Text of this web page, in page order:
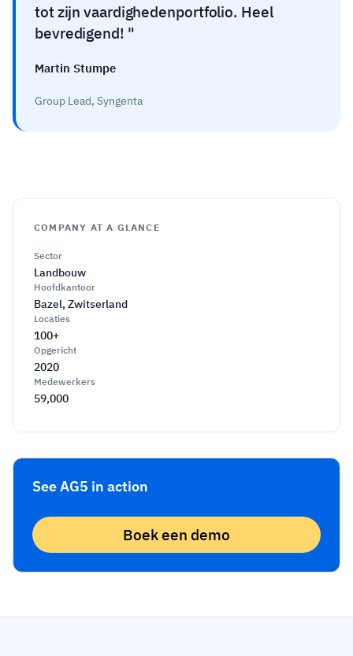
COMPANY AT A GLANCE
Sector
Landbouw
Hoofdkantoor
Bazel, Zwitserland
Locaties
100+
Opgericht
2020
Medewerkers
59,000
See AG5 in action
Boek een demo
tot zijn vaardighedenportfolio. Heel
bevredigend!
Martin Stumpe
Group Lead, Syngenta